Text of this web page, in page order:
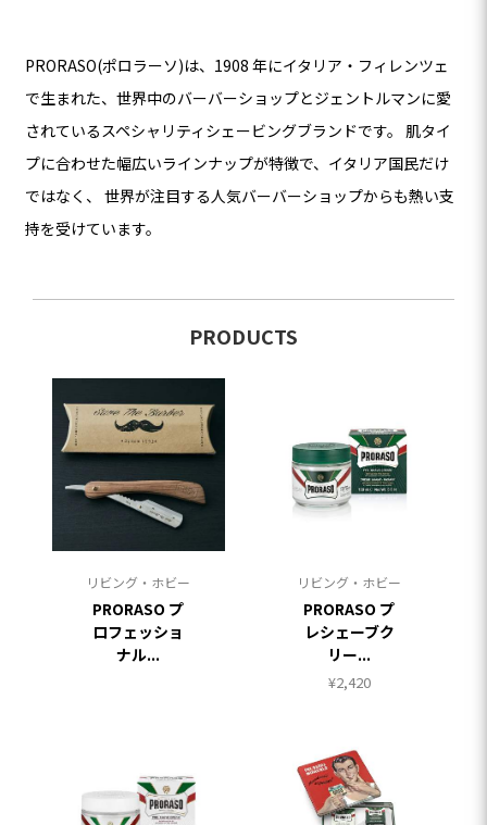
PRORASO(ポロラーソ)は、1908 年にイタリア・フィレンツェ
で生まれた、世界中のバーバーショップとジェントルマンに愛
されているスペシャリティシェービングブランドです。 肌タイ
プに合わせた幅広いラインナップが特徴で、イタリア国民だけ
ではなく、 世界が注目する人気バーバーショップからも熱い支
持を受けています。
PRODUCTS
リビング・ホビー
PRORASO プ
ロフェッショ
ナル...
リビング・ホビー
PRORASO プ
レシェーブク
リー...
¥2,420